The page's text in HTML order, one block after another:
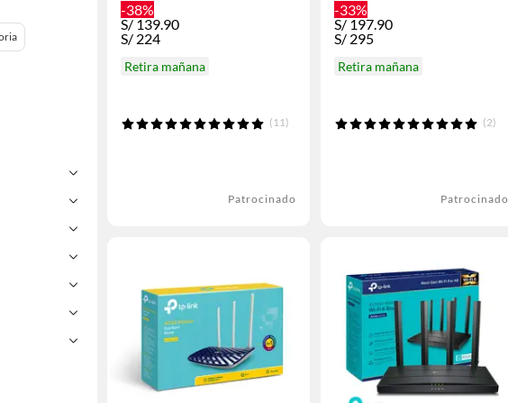
-38%
S/ 139.90
S/ 224
Retira mañana
(11)
Patrocinado
-33%
S/ 197.90
S/ 295
Retira mañana
(2)
Patrocinado